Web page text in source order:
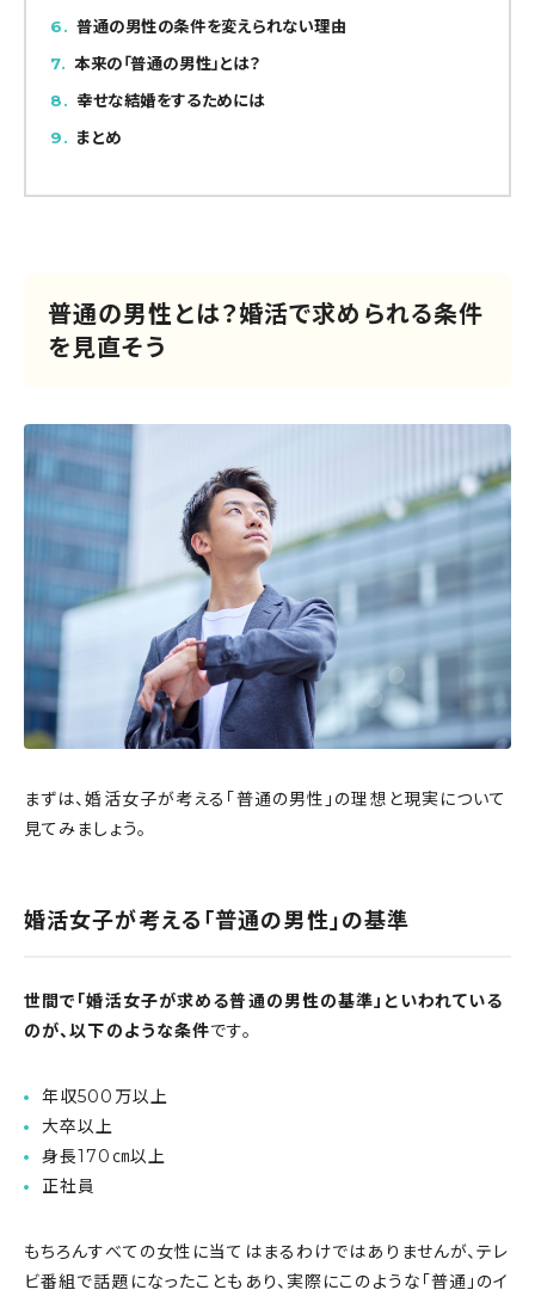
6
普通の男性の条件を変えられない理由
7
本来の「普通の男性」とは？
8
幸せな結婚をするためには
9
まとめ
普通の男性とは？婚活で求められる条件
を見直そう
まずは、婚活女子が考える「普通の男性」の理想と現実について
見てみましょう。
婚活女子が考える「普通の男性」の基準
世間で「婚活女子が求める普通の男性の基準」といわれている
のが、以下のような条件です。
年収500万以上
大卒以上
身長170㎝以上
正社員
もちろんすべての女性に当てはまるわけではありませんが、テレ
ビ番組で話題になったこともあり、実際にこのような「普通」のイ